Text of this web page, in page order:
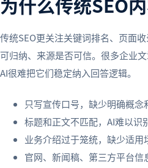
传统SEO更关注关键词排名、页面
可归纳、来源是否可信。很多企业
AI很难把它们稳定纳入回答逻辑。
只写宣传口号，缺少明确概念
标题和正文不匹配，AI难以识
业务介绍过于笼统，缺少适用
官网、新闻稿、第三方平台信